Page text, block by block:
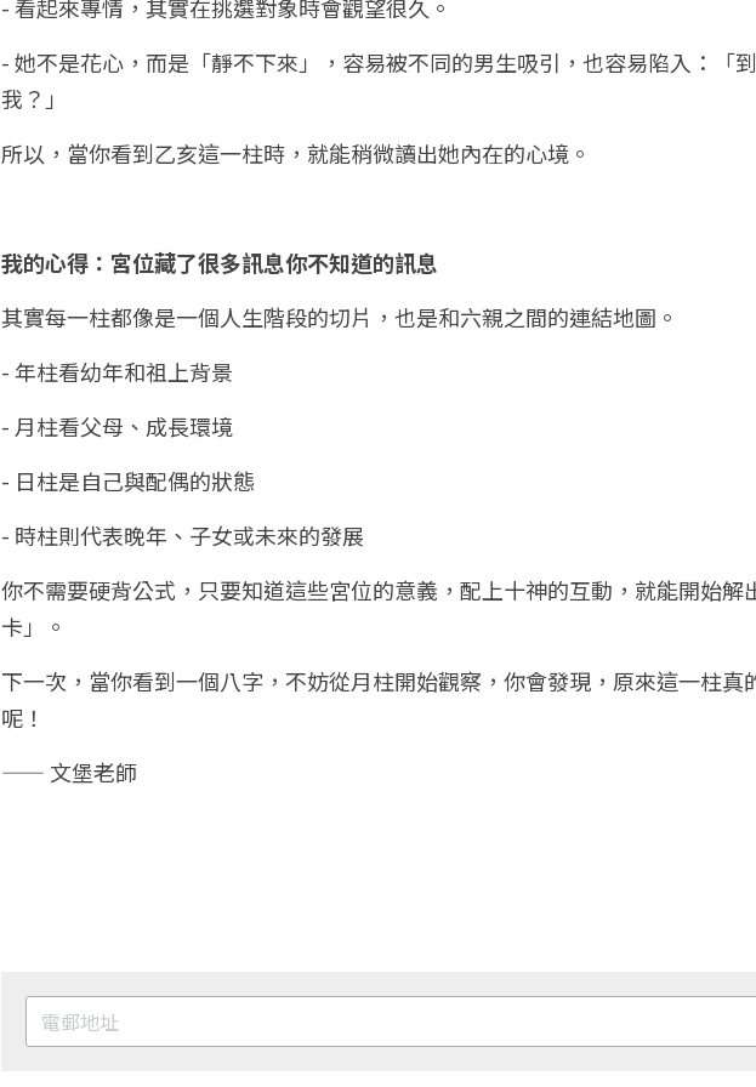
- 看起來專情，其實在挑選對象時會觀望很久。
- 她不是花心，而是「靜不下來」，容易被不同的男生吸引，也容易陷入：「
我？」
所以，當你看到乙亥這一柱時，就能稍微讀出她內在的心境。
我的心得：宮位藏了很多訊息你不知道的訊息
其實每一柱都像是一個人生階段的切片，也是和六親之間的連結地圖。
- 年柱看幼年和祖上背景
- 月柱看父母、成長環境
- 日柱是自己與配偶的狀態
- 時柱則代表晚年、子女或未來的發展
你不需要硬背公式，只要知道這些宮位的意義，配上十神的互動，就能開始解
卡」。
下一次，當你看到一個八字，不妨從月柱開始觀察，你會發現，原來這一柱真
呢！
—— 文堡老師